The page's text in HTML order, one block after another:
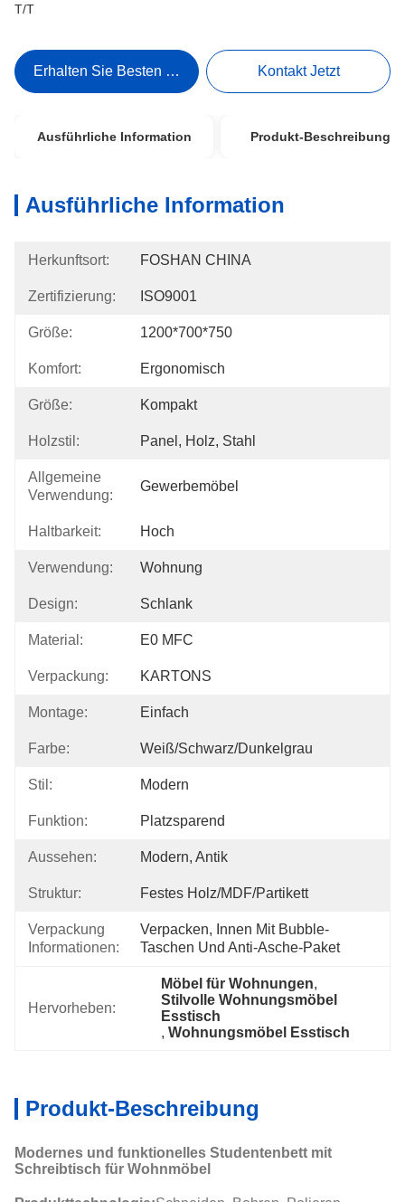
T/T
Erhalten Sie Besten Preis Kontakt Jetzt
Ausführliche Information Produkt-Beschreibung
Ausführliche Information
Herkunftsort: FOSHAN CHINA
Zertifizierung: ISO9001
Größe: 1200*700*750
Komfort: Ergonomisch
Größe: Kompakt
Holzstil: Panel, Holz, Stahl
Allgemeine
Verwendung:
Gewerbemöbel
Haltbarkeit: Hoch
Verwendung: Wohnung
Design: Schlank
Material: E0 MFC
Verpackung: KARTONS
Montage: Einfach
Farbe: Weiß/schwarz/dunkelgrau
Stil: Modern
Funktion: Platzsparend
Aussehen: Modern, Antik
Struktur: Festes Holz/MDF/Partikett
Verpackung
Informationen:
Verpacken, Innen Mit Bubble-
Taschen Und Anti-Asche-Paket
Hervorheben:
Möbel für Wohnungen,
Stilvolle Wohnungsmöbel
Esstisch
, Wohnungsmöbel Esstisch
Produkt-Beschreibung
Modernes und funktionelles Studentenbett mit
Schreibtisch für Wohnmöbel